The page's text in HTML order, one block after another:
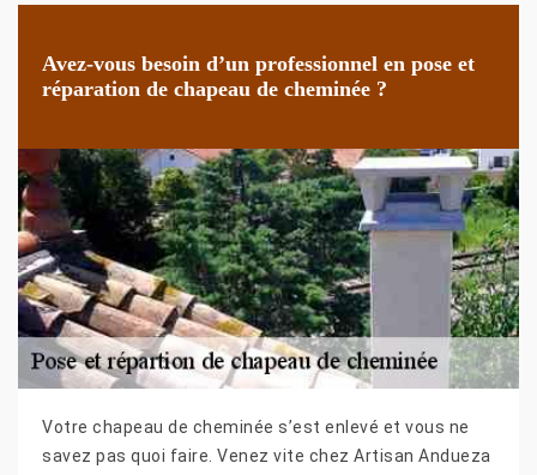
Avez-vous besoin d’un professionnel en pose et
réparation de chapeau de cheminée ?
Votre chapeau de cheminée s’est enlevé et vous ne
savez pas quoi faire. Venez vite chez Artisan Andueza